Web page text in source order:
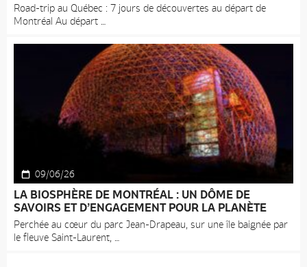
Road-trip au Québec : 7 jours de découvertes au départ de
Montréal Au départ
09/06/26
LA BIOSPHÈRE DE MONTRÉAL : UN DÔME DE
SAVOIRS ET D’ENGAGEMENT POUR LA PLANÈTE
Perchée au cœur du parc Jean-Drapeau, sur une île baignée par
le fleuve Saint-Laurent,